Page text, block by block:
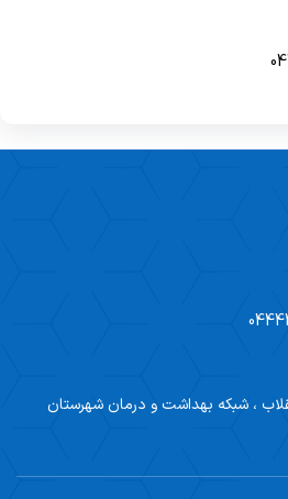
، شبکه بهداشت و درمان شهرستان